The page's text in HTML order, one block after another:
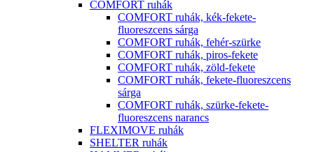
COMFORT ruhák
COMFORT ruhák, kék-fekete-
fluoreszcens sárga
COMFORT ruhák, fehér-szürke
COMFORT ruhák, piros-fekete
COMFORT ruhák, zöld-fekete
COMFORT ruhák, fekete-fluoreszcens
sárga
COMFORT ruhák, szürke-fekete-
fluoreszcens narancs
FLEXIMOVE ruhák
SHELTER ruhák